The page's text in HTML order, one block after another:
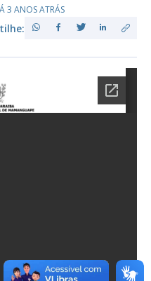
3 ANOS ATRÁS